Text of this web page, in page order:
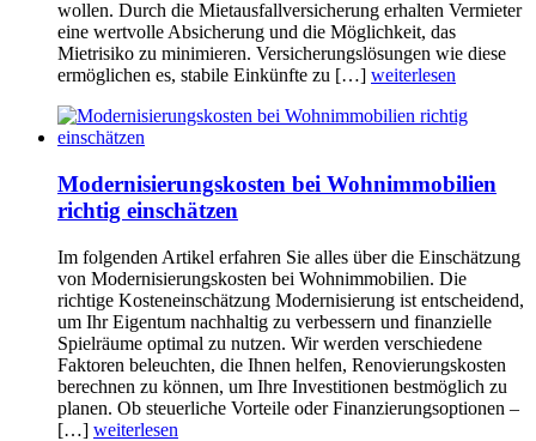
wollen. Durch die Mietausfallversicherung erhalten Vermieter
eine wertvolle Absicherung und die Möglichkeit, das
Mietrisiko zu minimieren. Versicherungslösungen wie diese
ermöglichen es, stabile Einkünfte zu […] weiterlesen
Modernisierungskosten bei Wohnimmobilien
richtig einschätzen
Im folgenden Artikel erfahren Sie alles über die Einschätzung
von Modernisierungskosten bei Wohnimmobilien. Die
richtige Kosteneinschätzung Modernisierung ist entscheidend,
um Ihr Eigentum nachhaltig zu verbessern und finanzielle
Spielräume optimal zu nutzen. Wir werden verschiedene
Faktoren beleuchten, die Ihnen helfen, Renovierungskosten
berechnen zu können, um Ihre Investitionen bestmöglich zu
planen. Ob steuerliche Vorteile oder Finanzierungsoptionen –
[…] weiterlesen